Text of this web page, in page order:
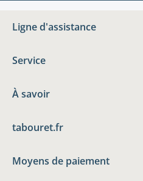
Ligne d'assistance
Service
À savoir
tabouret.fr
Moyens de paiement